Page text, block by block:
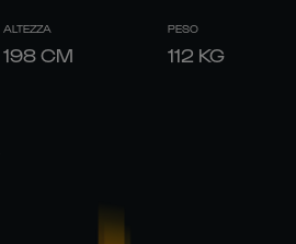
ALTEZZA
198CM
PESO
112 KG